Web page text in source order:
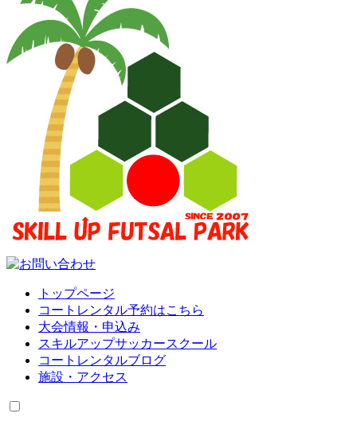
トップページ
コートレンタル予約はこちら
大会情報・申込み
スキルアップサッカースクール
コートレンタルブログ
施設・アクセス